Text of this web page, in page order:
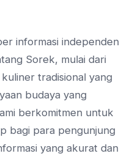
informasi independen
Sorek, mulai dari
tradisional yang
budaya yang
berkomitmen untuk
bagi para pengunjung
yang akurat dan